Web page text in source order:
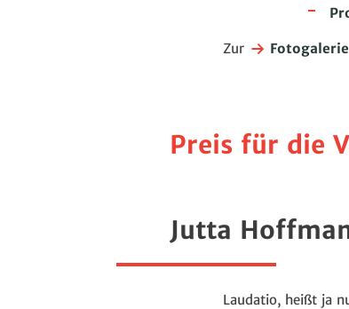
Zur Fotogalerie
Preis für die
Jutta
Laudatio, heißt ja